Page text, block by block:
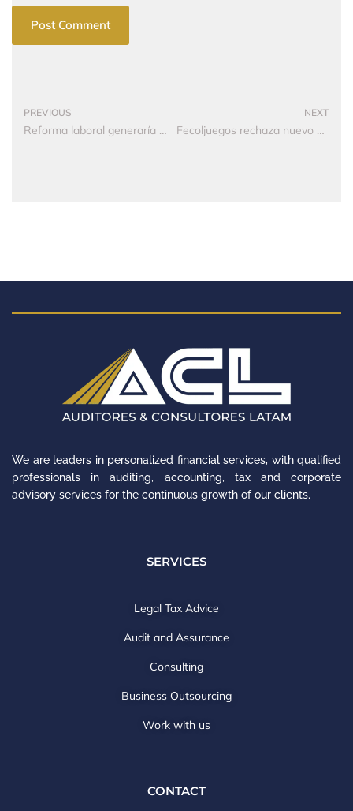
PREVIOUS
Reforma laboral generaría mayor presión sobre el déficit fiscal
NEXT
Fecoljuegos rechaza nuevo decreto de pago anticipado de renta
We are leaders in personalized financial services, with qualified
professionals in auditing, accounting, tax and corporate
advisory services for the continuous growth of our clients.
SERVICES
Legal Tax Advice
Audit and Assurance
Consulting
Business Outsourcing
Work with us
CONTACT